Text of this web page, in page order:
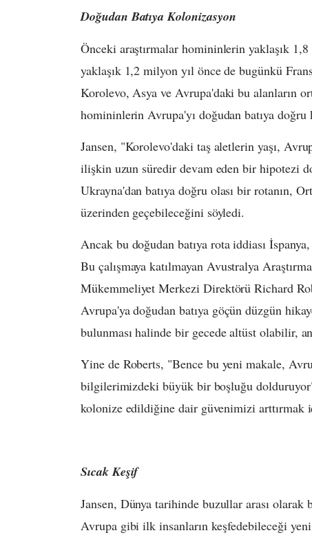
Doğudan Batıya Kolonizasyon
Önceki araştırmalar homininlerin yaklaşık
yaklaşık 1,2 milyon yıl önce de bugünkü
Korolevo, Asya ve Avrupa'daki bu alanların
homininlerin Avrupa'yı doğudan batıya
Jansen, "Korolevo'daki taş aletlerin yaşı,
ilişkin uzun süredir devam eden bir hipotezi
Ukrayna'dan batıya doğru olası bir rotanın,
üzerinden geçebileceğini söyledi.
Ancak bu doğudan batıya rota iddiası
Bu çalışmaya katılmayan Avustralya
Mükemmeliyet Merkezi Direktörü Richard
Avrupa'ya doğudan batıya göçün düzgün
bulunması halinde bir gecede altüst olabilir,
Yine de Roberts, "Bence bu yeni makale,
bilgilerimizdeki büyük bir boşluğu
kolonize edildiğine dair güvenimizi
Sıcak Keşif
Jansen, Dünya tarihinde buzullar arası
Avrupa gibi ilk insanların keşfedebileceği yeni